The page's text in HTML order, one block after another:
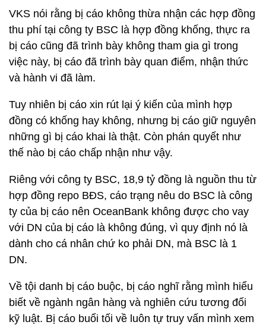
VKS nói rằng bị cáo không thừa nhận các hợp đồng
thu phí tại công ty BSC là hợp đồng khống, thực ra
bị cáo cũng đã trình bày không tham gia gì trong
việc này, bị cáo đã trình bày quan điểm, nhận thức
và hành vi đã làm.
Tuy nhiên bị cáo xin rút lại ý kiến của mình hợp
đồng có khống hay không, nhưng bị cáo giữ nguyên
những gì bị cáo khai là thật. Còn phán quyết như
thế nào bị cáo chấp nhận như vậy.
Riêng với công ty BSC, 18,9 tỷ đồng là nguồn thu từ
hợp đồng repo BĐS, cáo trạng nêu do BSC là công
ty của bị cáo nên OceanBank không được cho vay
với DN của bị cáo là không đúng, vì quy định nó là
dành cho cá nhân chứ ko phải DN, mà BSC là 1
DN.
Về tội danh bị cáo buộc, bị cáo nghĩ rằng mình hiểu
biết về ngành ngân hàng và nghiên cứu tương đối
kỹ luật. Bị cáo buổi tối về luôn tự truy vấn mình xem